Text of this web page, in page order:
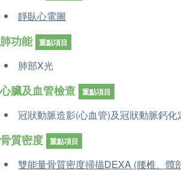
靜臥心電圖
肺功能 重點項目
肺部X光
心臟及血管檢查 重點項目
冠狀動脈造影(心血管)及冠狀動脈鈣化
骨質密度 重點項目
雙能量骨質密度掃描DEXA (腰椎、髖